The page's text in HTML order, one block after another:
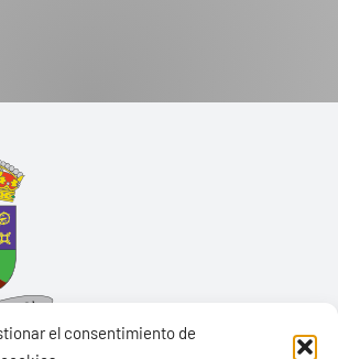
el consentimiento de